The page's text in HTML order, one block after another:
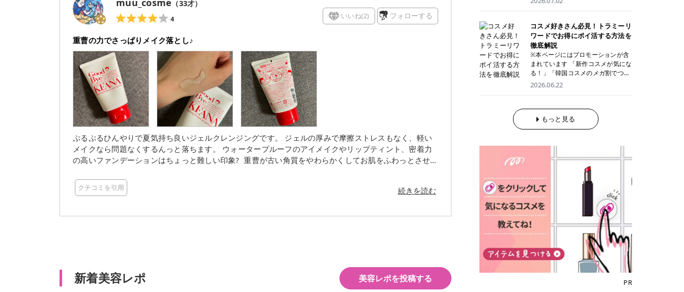
muu_cosme （33才）
4 いいね(2) フォローする
重曹の力でさっぱりメイク落とし♪
ぷるぷるひんやりで夏気持ち良いジェルクレンジングです。 ジェルの厚みで摩擦ストレスもなく、軽い
メイクなら問題なくするんっと落ちます。 ウォータープルーフのアイメイクやリップティント、密着力
の高いファンデーションはちょっと難しい印象? 重曹が古い角質をやわらかくしてお肌をふわっとさせて
すめです！ 濡れた手で使えるのも楽なところ。 #スキンケア #クレンジング #メイク落とし #ジェルク
レンジング #クレンジングジェル #洗顔 #毛穴撫子 #プチプラコスメ #重曹クレンジングジェル #重曹ク
クチコミを引用 続きを読む
新着美容レポ 美容レポを投稿する
テムです。 ここでは、トナーパッド
す。 古い角質や皮脂汚れをやさしく
オフ トナーパッドを使用すること
で、洗顔だけでは落としきれない古
い角質や余分な皮脂汚れをやさしく
拭き取り、なめらかな肌へ整えま
す。 保湿ケアまで1枚でできる 保湿
成分を配合したトナーパッドなら、
ケアにもぴったりです。 部分パック
としても使える 多くのトナーパッド
は、乾燥が気になる頬や額、小鼻な
アとしても活用できます。 トナーパ
ッドの選び方 トナーパッドは、配合
成分やパッドの素材によって特徴が
異なります。 自分の肌悩みや理想の
仕上がりに合わせて選ぶことで、毎
日のスキンケアに取り入れやすくな
ります。 肌悩みに合わせて選ぶ パ
ッドの素材で選ぶ トナーパッドの使
い方 洗顔後すぐの清潔な肌に使用し
ます。 STEP1 エンボス面（凹凸
面）で顔全体をやさしく拭き取りま
す。 特に小鼻・あご・額など皮脂や
古い角質が気になる部分は丁寧にな
じませましょう。 STEP2 パッドを
裏返し、フラット面で顔全体をやさ
しく押さえながら化粧水をなじませ
ト> エミナルクリニック 49,500円
(税込)/6回 93,500円(税込)/6回 エミ
定！月々払いも安くて通いやすい ク
リスタルプロ 公式サイト> リゼクリ
ニック 109,800円(税込)/5回 144,80
0円(税込)/5回 毛質に合わせて脱毛
機を選択可能！有効期限も5年と長
くマイペースに通いやすい ラシャ
メディオスターNeXT PRO ジェント
ルYAGプロ 公式サイト> ｜そもそも
うの？ 脱毛を考えたときに、まず悩
むのが「医療脱毛とエステ脱毛、ど
っちがいいの？」ということではな
するまでの期間や必要な施術回数が
大きな違いとして挙げられます！ 医
療脱毛は、医療機関（クリニックや
皮膚科など）だけで扱える高出力の
レーザーを使って、発毛組織にアプ
ローチする施術といわれています。
そのため、少ない回数で永久脱毛
（※）を目指すことができます。
（※永久脱毛とは一生毛が1本も生
えてこないという意味ではなく、ア
メリカの基準に基づき「長期間にわ
たって毛量が明らかに減少している
状態が維持されること」を指しま
のがメリットですが、毛根を破壊す
ターモノリス メディオスターNeXT
PRO 公式サイト> レジーナクリニッ
ク 52,800円(税込)/5回 99,000円(税
込)/5回 ジェントルシリーズを選べ
るため、脱毛機にこだわりたい方に
おすすめ！ ジェントルマックスプロ
ジェントルマックスプロプラス ジェ
ントルレーズプロ ソプラノチタニウ
ム 公式サイト> エミナルクリニック
49,500円(税込)/6回 93,500円(税
込)/6回 エミナルクリニックの始め
通いやすい クリスタルプロ 公式サ
イト> リゼクリニック 109,800円(税
込)/5回 144,800円(税込)/5回 毛質に
すい ラシャ メディオスターNeXT P
RO ジェントルYAGプロ 公式サイト
> ※医療脱毛は自由診療です。治療
には赤み、痒み、火傷、毛嚢炎、一
時的な硬毛化などのリスクが伴いま
す。 目次▼ 1. エミナルクリニック
の魅力とは？選ばれる3つの特徴 ・
最短6か月からの脱毛プランが選べ
る！ ・全国60院以上＆21時まで営
業！ ・痛みに配慮した医療脱毛器の
導入と肌トラブル対応 2. エミナル
クリニックの口コミ・評判 3. エミ
ナルクリニックの全身脱毛料金プラ
・追加費用がかからないシステム ・
とともにご紹介！それぞれの色味や
なメイクに合うのかまで詳しく解説
します✨ ※メイクアップ効果による
CANMAKE むちぷるティントとは？
CANMAKE むちぷるティントは、テ
ィント・プランパー・保湿ケアを1
本で叶えるリップです。 するすると
塗れるなめらかなテクスチャーで、
縦ジワをカバーしながら、むっちり
としたツヤのある唇を演出します。
るため、乾燥しにくくデイリー使い
にもぴったり！ アイテム詳細を見る
ような血色感を演出するヌーディー
ピンク。 黄みと青みのバランスが良
く、自然になじむコーラル系カラー
です。 自然な血色感をプラスしてく
れるので、ナチュラルメイクとの相
性抜群。 可愛らしく、多幸感のある
印象に仕上がります。 ワインベリー
｜気品をまとうローズレッド 深みの
ある青みレッド。 大人っぽく華やか
な印象を与えるベリーカラーです。
ひと塗りで顔全体が華やかになり、
リップを主役にしたメイクが完成。
クールで上品な雰囲気を演出できま
た名品たちを、カテゴリ別にご紹介
します。 本記事では、2025年11月
～2026年4月までの半年間におい
て、COSMEbi内でのクチコミとSN
Sでの話題性を元に選出されたコス
メやスキンケアなどの化粧品を「総
国コスメ」に分けて1位～3位までを
ランキング形式で発表！ 2026年上
半期 総合大賞 AMUSE（アミュー
ズ）「 ジェルフィットグロス」 👑
「ジェルフィットグロス」の特徴 唇
ーグロスが広がり、ふっくらボリュ
フティングしたような、新しいリッ
プティンググロス💄 実際に使用した
方のクチコミ > 5 > プルプル > 唇に
塗るPDRNグロス > > AMUSE ジェ
ルフィットグロス > > ぷっくりツヤ
ツヤだけどベタっとした感じはなく
て使いやすいですね。プランピング
効果で少しスーッとします。ここは
好き嫌いがあるかもしれませんが慣
チップは片面がツルツル、片面がモ
ケモケになってます。 > > 桜グロス
【日本限定色】：上品なピンクベー
コスメ好きさん必見！トラミーリ
ワードでお得にポイ活する方法を
徹底解説
※本ページにはプロモーションが含
まれています 「新作コスメが気にな
る！」「韓国コスメのメガ割でつい
買いすぎてしまう……」 そんな美容
を少し工夫するだけでポイントを貯
められるため、コスメやスキンケア
にかかる費用を少しでも抑えたい方
も、＠cosmeも、いつものコスメ購
入を“ちょっとお得”に変えられるの
が、トラミーリワードです✨ 今回
は、トラミーリワードの特徴や活用
方法、美容好きさんにおすすめな理
由を詳しくご紹介します！ トラミー
リワードとは？ 「トラミーリワー
ド」は、東証グロース上場企業であ
る株式会社アイズが運営する、安
心・安全なポイントサイト機能で
す。 トラミーリワードは、トラミー
会員向けのポイントサービスです。
対象ショップやサービスを利用する
ことでポイントを獲得でき、貯まっ
たポイントはAmazonギフト券やド
ットマネーなどに交換できます。 普
2026.06.22
もっと見る
PR